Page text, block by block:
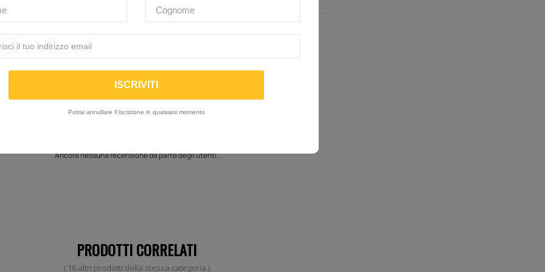
Ancora nessuna recensione da parte degli utenti.
PRODOTTI CORRELATI
( 16 altri prodotti della stessa categoria )
Potrai annullare l\'iscrizione in qualsiasi momento